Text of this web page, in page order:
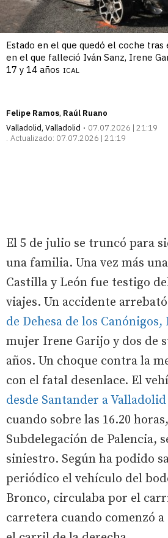
Estado en el que quedó el coche
en el que falleció Iván Sanz, Irene
17 y 14 años ICAL
Felipe Ramos Raúl Ruano
Valladolid, Valladolid
07.07.2026 | 21:19
Actualizado: 07.07.2026 | 21:19
El 5 de julio se truncó para
una familia. Una vez más
Castilla y León fue testigo
viajes. Un accidente
de Dehesa de los Canónigos,
mujer Irene Garijo y dos de
años. Un choque contra la
con el fatal desenlace. El
desde Santander a
cuando sobre las 16.20
Subdelegación de Palencia,
siniestro. Según ha podido
periódico el vehículo del
Bronco, circulaba por el
carretera cuando comenzó a